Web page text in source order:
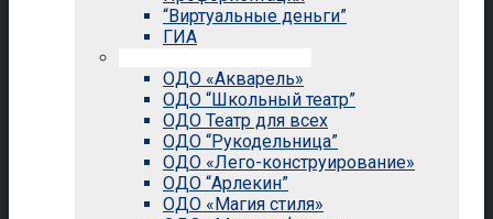
“Виртуальные деньги”
ГИА
ОДО «Акварель»
ОДО “Школьный театр”
ОДО Театр для всех
ОДО “Рукодельница”
ОДО «Лего-конструирование»
ОДО “Арлекин”
ОДО «Магия стиля»